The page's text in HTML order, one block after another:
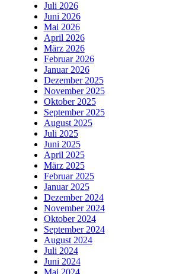
Juli 2026
Juni 2026
Mai 2026
April 2026
März 2026
Februar 2026
Januar 2026
Dezember 2025
November 2025
Oktober 2025
September 2025
August 2025
Juli 2025
Juni 2025
April 2025
März 2025
Februar 2025
Januar 2025
Dezember 2024
November 2024
Oktober 2024
September 2024
August 2024
Juli 2024
Juni 2024